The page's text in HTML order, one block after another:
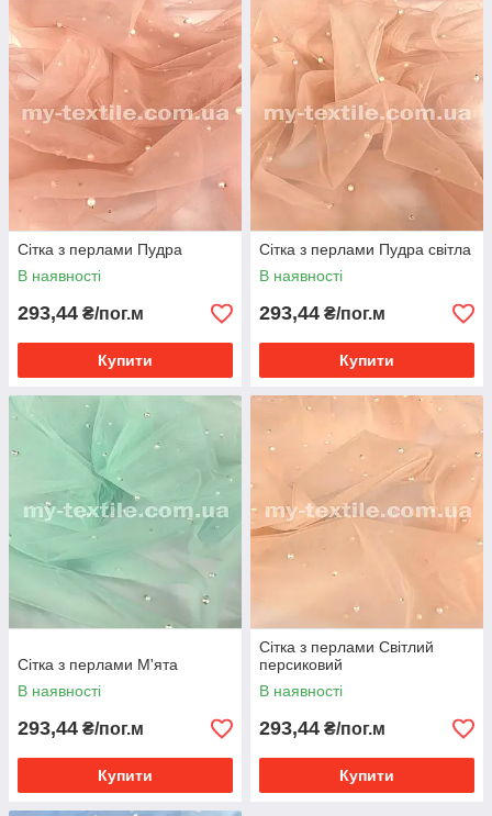
Сітка з перлами Пудра
В наявності
293,44 ₴/пог.м
Купити
Сітка з перлами Пудра світла
В наявності
293,44 ₴/пог.м
Купити
Сітка з перлами М'ята
В наявності
293,44 ₴/пог.м
Купити
Сітка з перлами Світлий
персиковий
В наявності
293,44 ₴/пог.м
Купити